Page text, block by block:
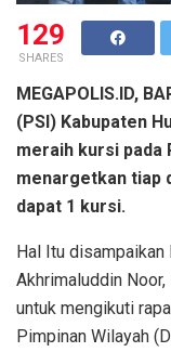
129
SHARES
MEGAPOLIS.ID,
(PSI) Kabupaten
meraih kursi pada
menargetkan tiap
dapat 1 kursi.
Hal Itu disampaikan
Akhrimaluddin
untuk mengikuti
Pimpinan Wilayah